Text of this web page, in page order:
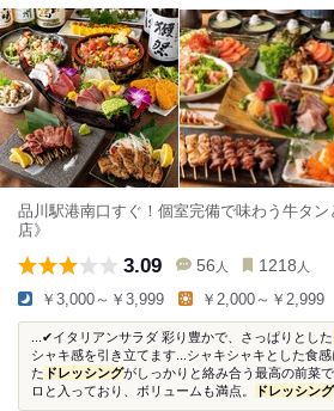
品川駅港南口すぐ！個室完備で味わう牛タン
店》
3.09 56 人 1218 人
￥3,000～￥3,999 ￥2,000～￥2,999
...✔︎イタリアンサラダ 彩り豊かで、さっぱりとした
シャキ感を引き立てます...シャキシャキとした食
た ドレッシングがしっかりと絡み合う最高の前菜
ロと入っており、ボリュームも満点。
ドレッシング